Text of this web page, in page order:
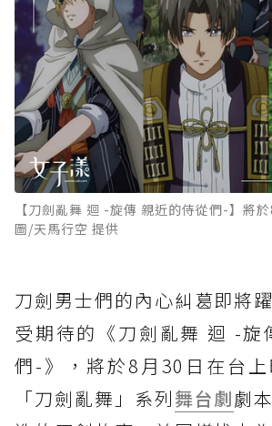
【刀劍亂舞 迴 -旋傳 親近的侍從們-】將
圖/天馬行空 提供
刀劍男士們的內心糾葛即將
受期待的《刀劍亂舞 迴 -旋
們-》，將於8月30日在台
「刀劍亂舞」系列舞台劇劇